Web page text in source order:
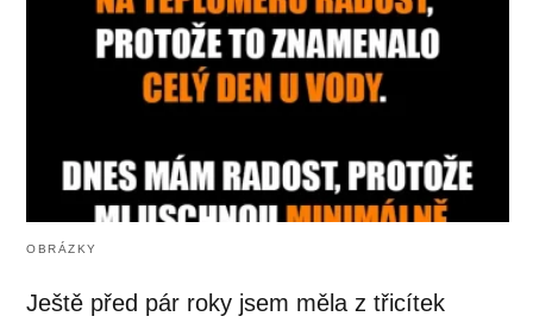
OBRÁZKY
Ještě před pár roky jsem měla z třicítek